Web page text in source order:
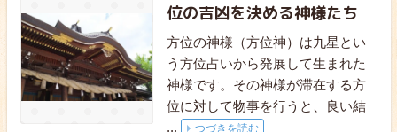
位の吉凶を決める神様たち
方位の神様（方位神）は九星とい
う方位占いから発展して生まれた
神様です。その神様が滞在する方
位に対して物事を行うと、良い結
...
つづきを読む